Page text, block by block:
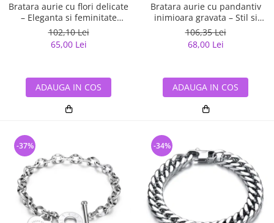
Bratara aurie cu flori delicate
– Eleganta si feminitate
subtila
102,10 Lei
65,00 Lei
ADAUGA IN COS
Bratara aurie cu pandantiv
inimioara gravata – Stil si
eleganta atemporala
106,35 Lei
68,00 Lei
ADAUGA IN COS
-37% -34%